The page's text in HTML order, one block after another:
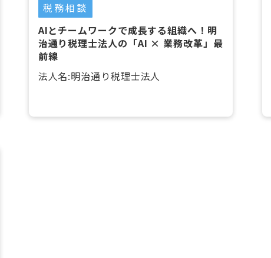
税務相談
AIとチームワークで成長する組織へ！明
治通り税理士法人の「AI × 業務改革」最
前線
法人名:明治通り税理士法人